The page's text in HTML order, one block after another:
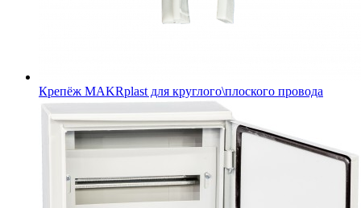
Крепёж MAKRplast для круглого\плоского провода